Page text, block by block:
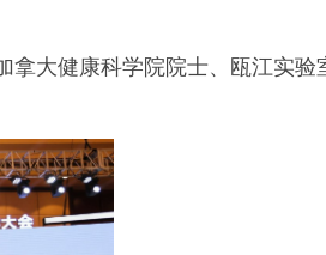
大健康科学院院士、瓯江实验